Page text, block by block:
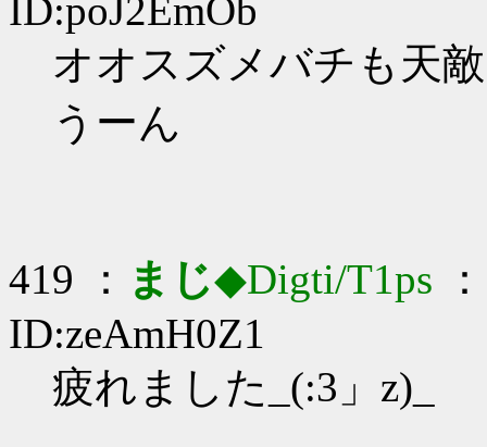
ID:poJ2EmOb
オオスズメバチも天
うーん
419 ： まじ◆Digti/T1ps
ID:zeAmH0Z1
疲れました_(:3」z)_